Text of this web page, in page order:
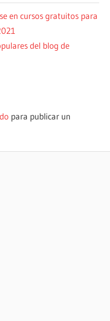
en cursos gratuitos para
del blog de
para publicar un